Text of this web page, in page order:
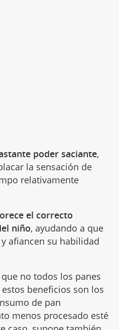
poder saciante,
la sensación de
relativamente
el correcto
niño, ayudando a que
afiancen su habilidad
no todos los panes
beneficios son los
de pan
menos procesado esté